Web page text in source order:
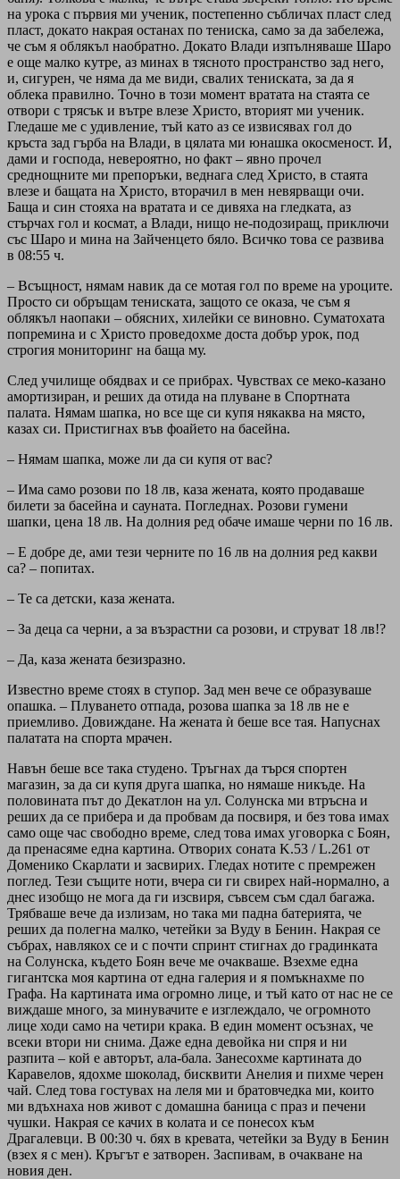
на урока с първия ми ученик, постепенно събличах пласт след
пласт, докато накрая останах по тениска, само за да забележа,
че съм я облякъл наобратно. Докато Влади изпълняваше Шаро
е още малко кутре, аз минах в тясното пространство зад него,
и, сигурен, че няма да ме види, свалих тениската, за да я
облека правилно. Точно в този момент вратата на стаята се
отвори с трясък и вътре влезе Христо, вторият ми ученик.
Гледаше ме с удивление, тъй като аз се извисявах гол до
кръста зад гърба на Влади, в цялата ми юнашка окосменост. И,
дами и господа, невероятно, но факт – явно прочел
среднощните ми препоръки, веднага след Христо, в стаята
влезе и бащата на Христо, вторачил в мен невярващи очи.
Баща и син стояха на вратата и се дивяха на гледката, аз
стърчах гол и космат, а Влади, нищо не-подозиращ, приключи
със Шаро и мина на Зайченцето бяло. Всичко това се развива
в 08:55 ч.
– Всъщност, нямам навик да се мотая гол по време на уроците.
Просто си обръщам тениската, защото се оказа, че съм я
облякъл наопаки – обясних, хилейки се виновно. Суматохата
попремина и с Христо проведохме доста добър урок, под
строгия мониторинг на баща му.
След училище обядвах и се прибрах. Чувствах се меко-казано
амортизиран, и реших да отида на плуване в Спортната
палата. Нямам шапка, но все ще си купя някаква на място,
казах си. Пристигнах във фоайето на басейна.
– Нямам шапка, може ли да си купя от вас?
– Има само розови по 18 лв, каза жената, която продаваше
билети за басейна и сауната. Погледнах. Розови гумени
шапки, цена 18 лв. На долния ред обаче имаше черни по 16 лв.
– Е добре де, ами тези черните по 16 лв на долния ред какви
са? – попитах.
– Те са детски, каза жената.
– За деца са черни, а за възрастни са розови, и струват 18 лв!?
– Да, каза жената безизразно.
Известно време стоях в ступор. Зад мен вече се образуваше
опашка. – Плуването отпада, розова шапка за 18 лв не е
приемливо. Довиждане. На жената ѝ беше все тая. Напуснах
палатата на спорта мрачен.
Навън беше все така студено. Тръгнах да търся спортен
магазин, за да си купя друга шапка, но нямаше никъде. На
половината път до Декатлон на ул. Солунска ми втръсна и
реших да се прибера и да пробвам да посвиря, и без това имах
само още час свободно време, след това имах уговорка с Боян,
да пренасяме една картина. Отворих соната K.53 / L.261 от
Доменико Скарлати и засвирих. Гледах нотите с премрежен
поглед. Тези същите ноти, вчера си ги свирех най-нормално, а
днес изобщо не мога да ги изсвиря, съвсем съм сдал багажа.
Трябваше вече да излизам, но така ми падна батерията, че
реших да полегна малко, четейки за Вуду в Бенин. Накрая се
събрах, навлякох се и с почти спринт стигнах до градинката
на Солунска, където Боян вече ме очакваше. Взехме една
гигантска моя картина от една галерия и я помъкнахме по
Графа. На картината има огромно лице, и тъй като от нас не се
виждаше много, за минувачите е изглеждало, че огромното
лице ходи само на четири крака. В един момент осъзнах, че
всеки втори ни снима. Даже една девойка ни спря и ни
разпита – кой е авторът, ала-бала. Занесохме картината до
Каравелов, ядохме шоколад, бисквити Анелия и пихме черен
чай. След това гостувах на леля ми и братовчедка ми, които
ми вдъхнаха нов живот с домашна баница с праз и печени
чушки. Накрая се качих в колата и се понесох към
Драгалевци. В 00:30 ч. бях в кревата, четейки за Вуду в Бенин
(взех я с мен). Кръгът е затворен. Заспивам, в очакване на
новия ден.